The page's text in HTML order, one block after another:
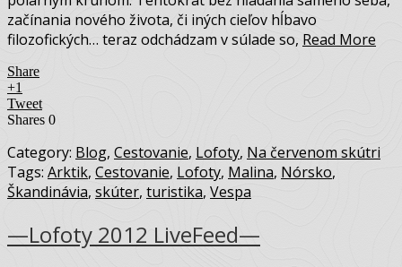
začínania nového života, či iných cieľov hĺbavo
filozofických… teraz odchádzam v súlade so, Read More
Share
+1
Tweet
Shares 0
Category: Blog, Cestovanie, Lofoty, Na červenom skútri
Tags: Arktik, Cestovanie, Lofoty, Malina, Nórsko,
Škandinávia, skúter, turistika, Vespa
—Lofoty 2012 LiveFeed—